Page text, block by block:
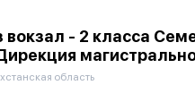
- 2 класса
область